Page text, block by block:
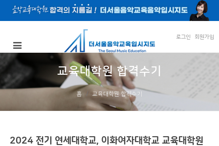
로그인 회원가입
교육대학원 합격수기
홈 교육대학원 합격수기
2024 전기 연세대학교, 이화여자대학교 교육대학원